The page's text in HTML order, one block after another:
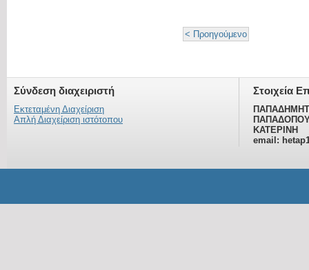
< Προηγούμενο
Σύνδεση διαχειριστή
Εκτεταμένη Διαχείριση
Απλή Διαχείριση ιστότοπου
Στοιχεία
ΚΑΤΕΡΙΝΗ
email: